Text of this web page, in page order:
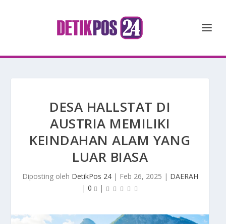
DESA HALLSTAT DI
AUSTRIA MEMILIKI
KEINDAHAN ALAM YANG
LUAR BIASA
Diposting oleh DetikPos 24| Feb 26, 2025 | DAERAH
| 0 |